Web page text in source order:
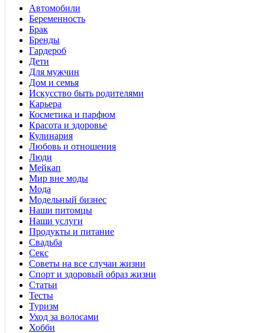
Автомобили
Беременность
Брак
Бренды
Гардероб
Дети
Для мужчин
Дом и семья
Искусство быть родителями
Карьера
Косметика и парфюм
Красота и здоровье
Кулинария
Любовь и отношения
Люди
Мейкап
Мир вне моды
Мода
Модельный бизнес
Наши питомцы
Наши услуги
Продукты и питание
Свадьба
Секс
Советы на все случаи жизни
Спорт и здоровый образ жизни
Статьи
Тесты
Туризм
Уход за волосами
Хобби